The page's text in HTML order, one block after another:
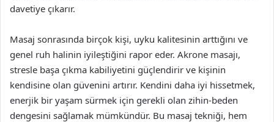
davetiye çıkarır.
Masaj sonrasında birçok kişi, uyku kalitesinin arttığını ve
genel ruh halinin iyileştiğini rapor eder. Akrone masajı,
stresle başa çıkma kabiliyetini güçlendirir ve kişinin
kendisine olan güvenini artırır. Kendini daha iyi hissetmek,
enerjik bir yaşam sürmek için gerekli olan zihin-beden
dengesini sağlamak mümkündür. Bu masaj tekniği, hem